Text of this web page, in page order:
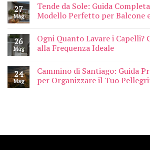
27
Mag
Tende da Sole: Guida
Modello Perfetto per Balcone
26
Mag
Ogni Quanto Lavare i Capelli?
alla Frequenza Ideale
24
Mag
Cammino di Santiago: Guida
per Organizzare il Tuo